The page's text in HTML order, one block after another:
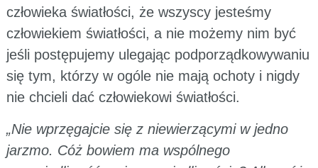
człowieka światłości, że wszyscy jesteśmy
człowiekiem światłości, a nie możemy nim być
jeśli postępujemy ulegając podporządkowywaniu
się tym, którzy w ogóle nie mają ochoty i nigdy
nie chcieli dać człowiekowi światłości.
„Nie wprzęgajcie się z niewierzącymi w jedno
jarzmo. Cóż bowiem ma wspólnego